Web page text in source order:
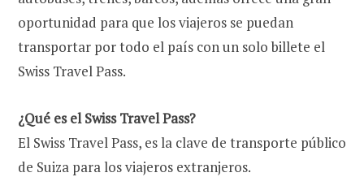
oportunidad para que los viajeros se puedan
transportar por todo el país con un solo billete el
Swiss Travel Pass.
¿Qué es el Swiss Travel Pass?
El Swiss Travel Pass, es la clave de transporte público
de Suiza para los viajeros extranjeros.